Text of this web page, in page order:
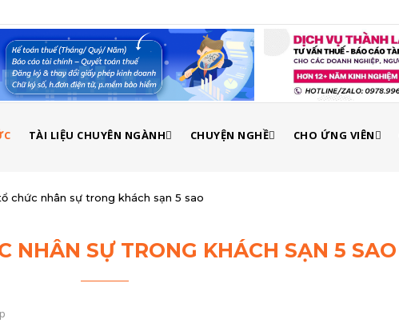
TÀI LIỆU CHUYÊN NGÀNH CHUYỆN NGHỀ CHO ỨNG VIÊN
chức nhân sự trong khách sạn 5 sao
NHÂN SỰ TRONG KHÁCH SẠN 5 SAO